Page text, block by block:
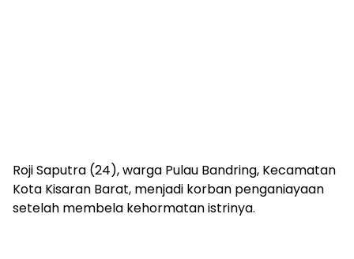
Roji Saputra (24), warga Pulau Bandring, Kecamatan
Kota Kisaran Barat, menjadi korban penganiayaan
setelah membela kehormatan istrinya.